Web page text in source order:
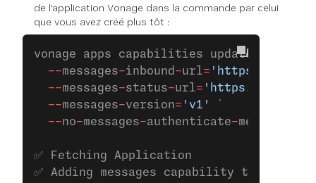
de l'application Vonage dans la commande par celui
que vous avez créé plus tôt :
vonage apps capabilities update
  --
messages-inbound -url= 'https://
  --
messages-status-url= 'https://
  --
messages-version= 'v1'
`
  --
no-messages-authenticate-media
✅ Fetching Application
✅ Adding messages capability to